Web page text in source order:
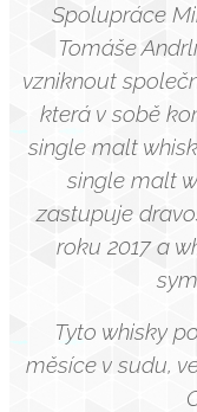
Spolupráce
Tomáše
vzniknout
která v sobě
single malt
single malt
zastupuje
roku 2017 a
Tyto whisky
měsíce v sudu,